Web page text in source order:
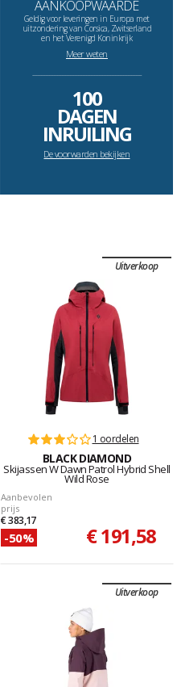
AANKOOPWAARDE
Geldig voor leveringen in Europa met
uitzondering van Corsica, Zwitserland
en het Verenigd Koninkrijk
Meer weten
--------------------------------------------------------------------
100
DAGEN
INRUILING
De voorwarden bekijken
Uitverkoop
1 oordelen
BLACK DIAMOND
Skijassen W Dawn Patrol Hybrid Shell
Wild Rose
Aanbevolen
prijs
€ 383,17
-50% € 191,58
Uitverkoop